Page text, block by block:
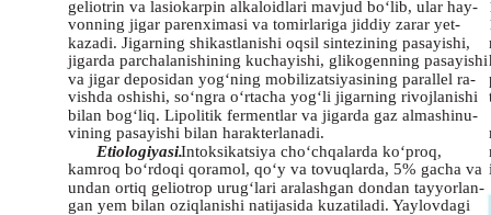
geliotrin va lasiokarpin alkaloidlari mavjud bo‘lib, ular hay-
vonning jigar parenximasi va tomirlariga jiddiy zarar yet-
kazadi. Jigarning shikastlanishi oqsil sintezining pasayishi,
jigarda parchalanishining kuchayishi, glikogenning pasayishi
va jigar deposidan yog‘ning mobilizatsiyasining parallel ra-
vishda oshishi, so‘ngra o‘rtacha yog‘li jigarning rivojlanishi
bilan bog‘liq. Lipolitik fermentlar va jigarda gaz almashinu-
vining pasayishi bilan harakterlanadi.
Etiologiyasi.Intoksikatsiya cho‘chqalarda ko‘proq,
kamroq bo‘rdoqi qoramol, qo‘y va tovuqlarda, 5% gacha va
undan ortiq geliotrop urug‘lari aralashgan dondan tayyorlan-
gan yem bilan oziqlanishi natijasida kuzatiladi. Yaylovdagi